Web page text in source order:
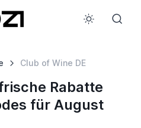
Club of Wine DE
Rabatte
für August